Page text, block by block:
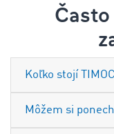
Koľko stojí
Môžem si